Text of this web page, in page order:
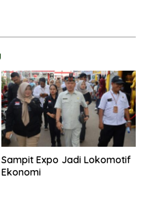
Sampit Expo Jadi Lokomotif
Ekonomi